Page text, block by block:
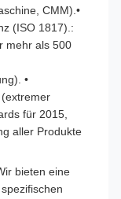
CMM).•
(ISO 1817).:
mehr als 500
•
für 2015,
aller Produkte
bieten eine